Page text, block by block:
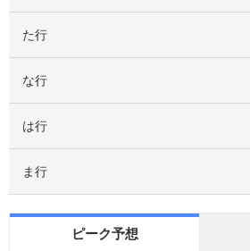
た行
な行
は行
ま行
ピーク予想